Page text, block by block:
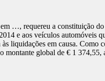
requereu a constituição do
e aos veículos automóveis
liquidações em causa.
global de € 1